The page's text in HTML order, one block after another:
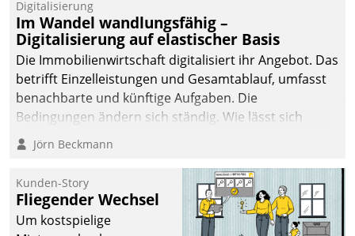
Digitalisierung
Im Wandel wandlungsfähig –
Digitalisierung auf elastischer Basis
Die Immobilienwirtschaft digitalisiert ihr Angebot. Das
betrifft Einzelleistungen und Gesamtablauf, umfasst
benachbarte und künftige Aufgaben. Die
Bedingungen ändern sich ständig. Wie lässt sich
technisch die Kontrolle wahren und zugleich Freiraum
fürs Wachsen öffnen?
Jörn Beckmann
Kunden-Story
Fliegender Wechsel
Um kostspielige